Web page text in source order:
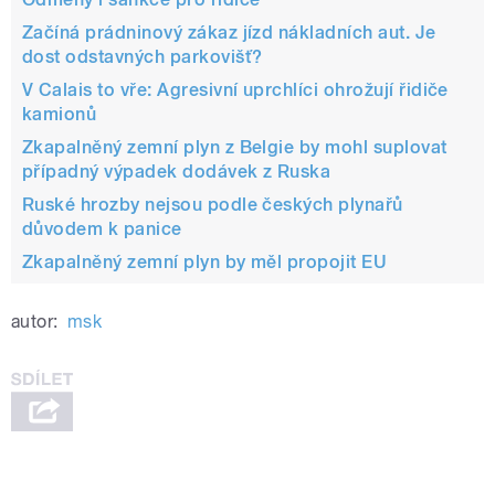
Začíná prádninový zákaz jízd nákladních aut. Je
dost odstavných parkovišť?
V Calais to vře: Agresivní uprchlíci ohrožují řidiče
kamionů
Zkapalněný zemní plyn z Belgie by mohl suplovat
případný výpadek dodávek z Ruska
Ruské hrozby nejsou podle českých plynařů
důvodem k panice
Zkapalněný zemní plyn by měl propojit EU
autor: msk